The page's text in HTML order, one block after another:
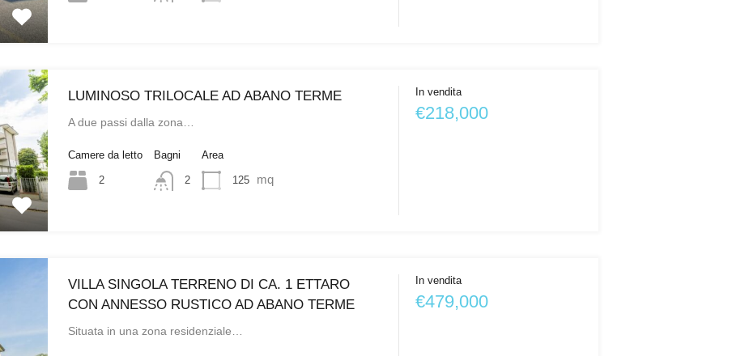
LUMINOSO TRILOCALE AD ABANO TERME
A due passi dalla zona…
Camere da letto
2
Bagni
2
Area
125 mq
In vendita
€218,000
VILLA SINGOLA TERRENO DI CA. 1 ETTARO
CON ANNESSO RUSTICO AD ABANO TERME
Situata in una zona residenziale…
In vendita
€479,000